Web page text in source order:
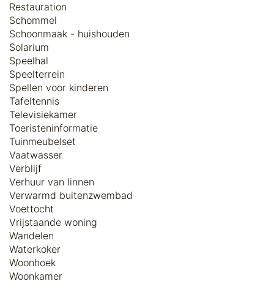
Restauration
Schommel
Schoonmaak - huishouden
Solarium
Speelhal
Speelterrein
Spellen voor kinderen
Tafeltennis
Televisiekamer
Toeristeninformatie
Tuinmeubelset
Vaatwasser
Verblijf
Verhuur van linnen
Verwarmd buitenzwembad
Voettocht
Vrijstaande woning
Wandelen
Waterkoker
Woonhoek
Woonkamer